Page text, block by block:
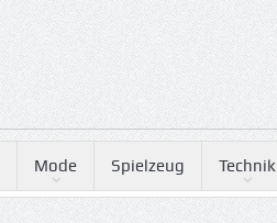
Mode Spielzeug Technik